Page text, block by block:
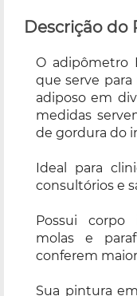
Descrição do
O adipômetro
que serve
adiposo em
medidas
de gordura do
Ideal para
consultórios e
Possui corpo
molas e
conferem
Sua pintura